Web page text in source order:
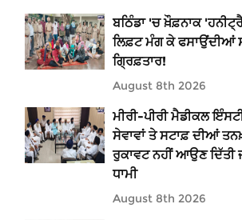
ਬਠਿੰਡਾ 'ਚ ਖ਼ੌਫ਼ਨਾਕ
ਲਿਫ਼ਟ ਮੰਗ ਕੇ ਫਸਾਉਂਦੀਆਂ
ਗ੍ਰਿਫ਼ਤਾਰ!
August 8th 2026
ਮੀਰੀ-ਪੀਰੀ ਮੈਡੀਕਲ
ਸੇਵਾਵਾਂ ਤੇ ਸਟਾਫ਼ ਦੀਆਂ
ਰੁਕਾਵਟ ਨਹੀਂ ਆਉਣ ਦਿੱਤੀ
ਧਾਮੀ
August 8th 2026